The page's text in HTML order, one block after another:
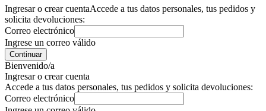
Ingresar o crear cuentaAccede a tus datos personales, tus pedidos y
solicita devoluciones:
Correo electrónico
Ingrese un correo válido
Continuar
Bienvenido/a
Ingresar o crear cuenta
Accede a tus datos personales, tus pedidos y solicita devoluciones:
Correo electrónico